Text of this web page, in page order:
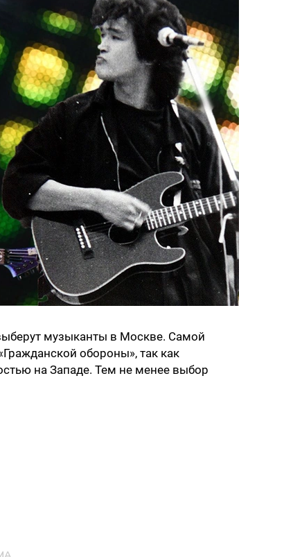
музыканты в Москве. Самой
обороны», так как
на Западе. Тем не менее выбор